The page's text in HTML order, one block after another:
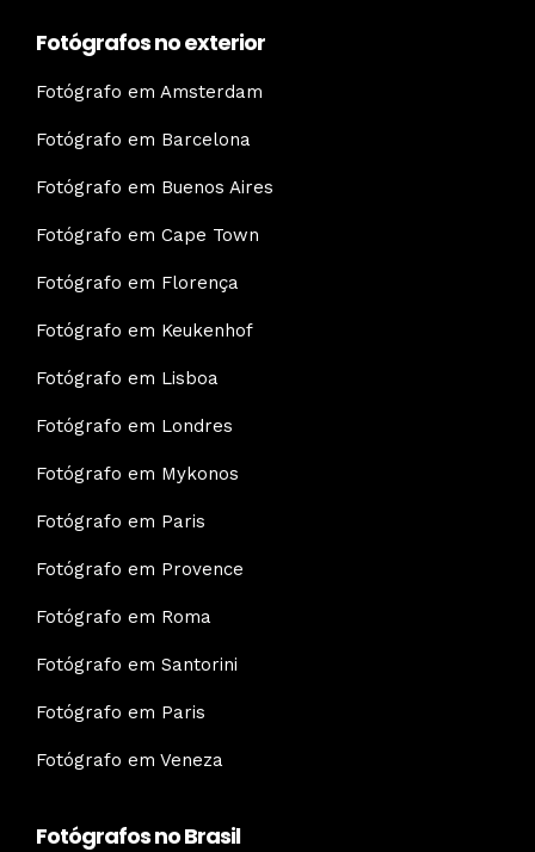
Fotógrafos no exterior
Fotógrafo em Amsterdam
Fotógrafo em Barcelona
Fotógrafo em Buenos Aires
Fotógrafo em Cape Town
Fotógrafo em Florença
Fotógrafo em Keukenhof
Fotógrafo em Lisboa
Fotógrafo em Londres
Fotógrafo em Mykonos
Fotógrafo em Paris
Fotógrafo em Provence
Fotógrafo em Roma
Fotógrafo em Santorini
Fotógrafo em Paris
Fotógrafo em Veneza
Fotógrafos no Brasil